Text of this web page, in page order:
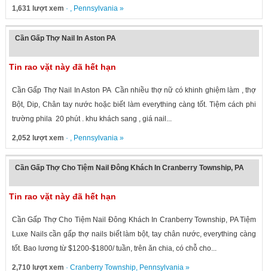
1,631 lượt xem · , Pennsylvania»
Cần Gấp Thợ Nail In Aston PA
Tin rao vặt này đã hết hạn
Cần Gấp Thợ Nail In Aston PA Cần nhiều thợ nữ có khinh ghiệm làm , thợ
Bột, Dip, Chân tay nước hoặc biết làm everything càng tốt. Tiệm cách phi
trường phila 20 phút . khu khách sang , giá nail...
2,052 lượt xem · , Pennsylvania»
Cần Gấp Thợ Cho Tiệm Nail Đông Khách In Cranberry Township, PA
Tin rao vặt này đã hết hạn
Cần Gấp Thợ Cho Tiệm Nail Đông Khách In Cranberry Township, PA Tiệm
Luxe Nails cần gấp thợ nails biết làm bột, tay chân nước, everything càng
tốt. Bao lương từ $1200-$1800/ tuần, trên ăn chia, có chỗ cho...
2,710 lượt xem · Cranberry Township, Pennsylvania»